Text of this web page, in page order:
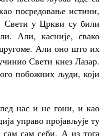
посредовање истини,
Свети у Цркви су били
Али, касније, свако
другоме. Али оно што их
Свети кнез Лазар.
побожних људи, који
нас и не гони, и као
управо пројављује ту
сам сам себи. А из тога